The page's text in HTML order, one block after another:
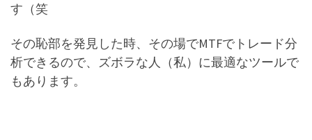
す（笑
その恥部を発見した時、その場でMTFでトレード分
析できるので、ズボラな人（私）に最適なツールで
もあります。